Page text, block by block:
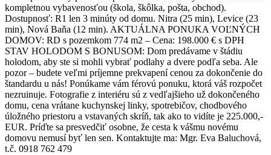
kompletnou vybavenosťou (škola, škôlka, pošta, obchod).
Dostupnosť: R1 len 3 minúty od domu. Nitra (25 min), Levice (23
min), Nová Baňa (12 min). AKTUÁLNA PONUKA VOĽNÝCH
DOMOV: RD s pozemkom 774 m2 – Cena: 198.000 € s DPH
STAV HOLODOM S BONUSOM: Dom predávame v štádiu
holodom, aby ste si mohli vybrať podlahy a dvere podľa seba. Ale
pozor – budete veľmi príjemne prekvapení cenou za dokončenie do
štandardu u nás! Ponúkame vám férovú ponuku, ktorá váš rozpočet
nezruinuje. Fotografie z interiéru sú z vedľajšieho už dokončeného
domu, cena vrátane kuchynskej linky, spotrebičov, chodbového
úložného priestoru a vstavaných skríň, tak ako to vidíte je 225.000,-
EUR. Príďte sa presvedčiť osobne, že cesta k vášmu novému
domovu nemusí byť len sen. Kontaktujte ma: Mgr. Eva Baluchová,
t.č. 0918 762 479